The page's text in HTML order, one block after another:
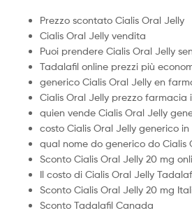
Prezzo scontato Cialis Oral Jelly
Cialis Oral Jelly vendita
Puoi prendere Cialis Oral Jelly
Tadalafil online prezzi più
generico Cialis Oral Jelly en
Cialis Oral Jelly prezzo farmacia
quien vende Cialis Oral Jelly
costo Cialis Oral Jelly generico
qual nome do generico do Cialis
Sconto Cialis Oral Jelly 20 mg
Il costo di Cialis Oral Jelly
Sconto Cialis Oral Jelly 20 mg
Sconto Tadalafil Canada